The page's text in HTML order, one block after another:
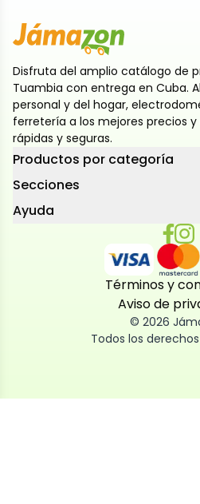
Disfruta del amplio catálogo de
Tuambia con entrega en Cuba.
personal y del hogar,
ferretería a los mejores precios
rápidas y seguras.
Productos por categoría
Secciones
Ayuda
Términos y
Aviso de
© 2026
Todos los